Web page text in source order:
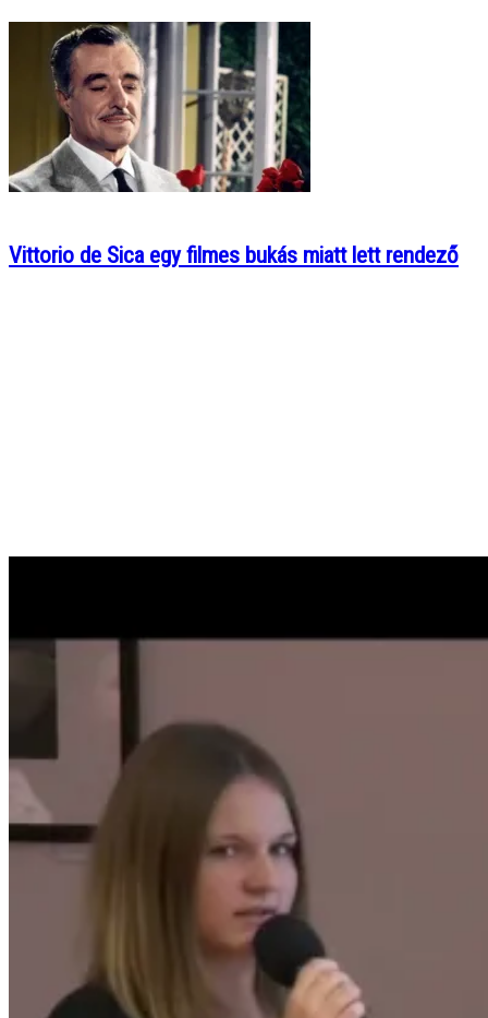
Vittorio de Sica egy filmes bukás miatt lett rendező